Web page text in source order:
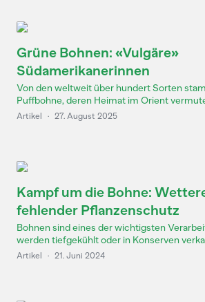
Grüne Bohnen: «Vulgäre»
Südamerikanerinnen
Von den weltweit über hundert Sorten
Puffbohne, deren Heimat im Orient
Artikel · 27. August 2025
Kampf um die Bohne:
fehlender Pflanzenschutz
Bohnen sind eines der wichtigsten
werden tiefgekühlt oder in Konserven
Artikel · 21. Juni 2024